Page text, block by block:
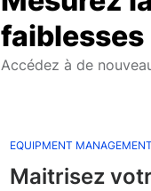
faiblesses
Accédez à de
EQUIPMENT MANAGEMENT
Maitrisez